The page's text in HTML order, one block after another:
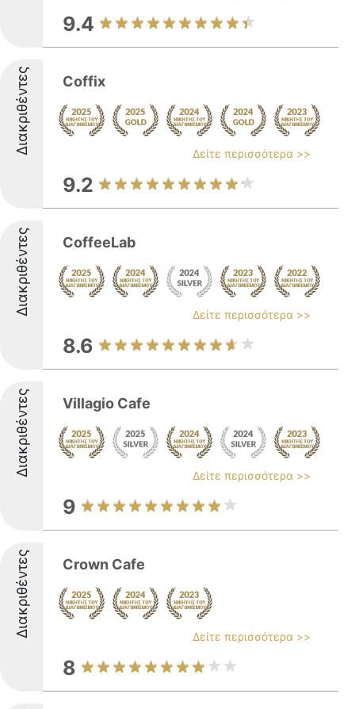
9.4
Διακριθέντες Coffix
Δείτε περισσότερα >>
9.2
Διακριθέντες CoffeeLab
Δείτε περισσότερα >>
8.6
Διακριθέντες Villagio Cafe
Δείτε περισσότερα >>
9
Διακριθέντες Crown Cafe
Δείτε περισσότερα >>
8